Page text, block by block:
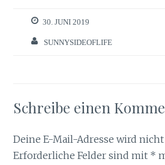
30. JUNI 2019
SUNNYSIDEOFLIFE
Schreibe einen
Deine E-Mail-Adresse wird
Erforderliche Felder sind mit *